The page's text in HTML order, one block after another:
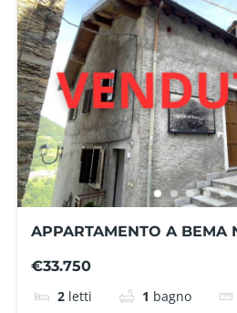
APPARTAMENTO A BEMA
€33.750
2 letti 1 bagno